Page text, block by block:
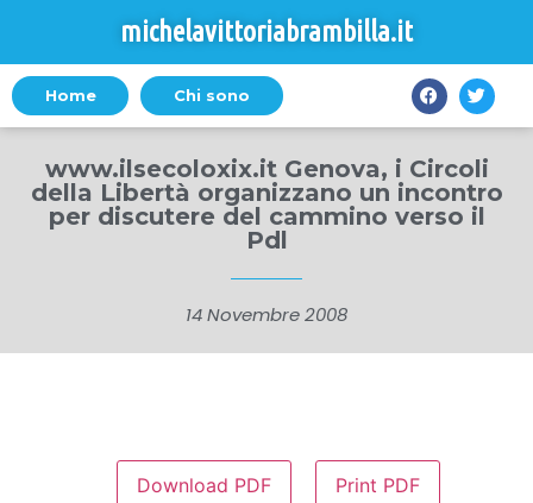
michelavittoriabrambilla.it
Home Chi sono
www.ilsecoloxix.it Genova, i Circoli
della Libertà organizzano un incontro
per discutere del cammino verso il
Pdl
14 Novembre 2008
Download PDF Print PDF